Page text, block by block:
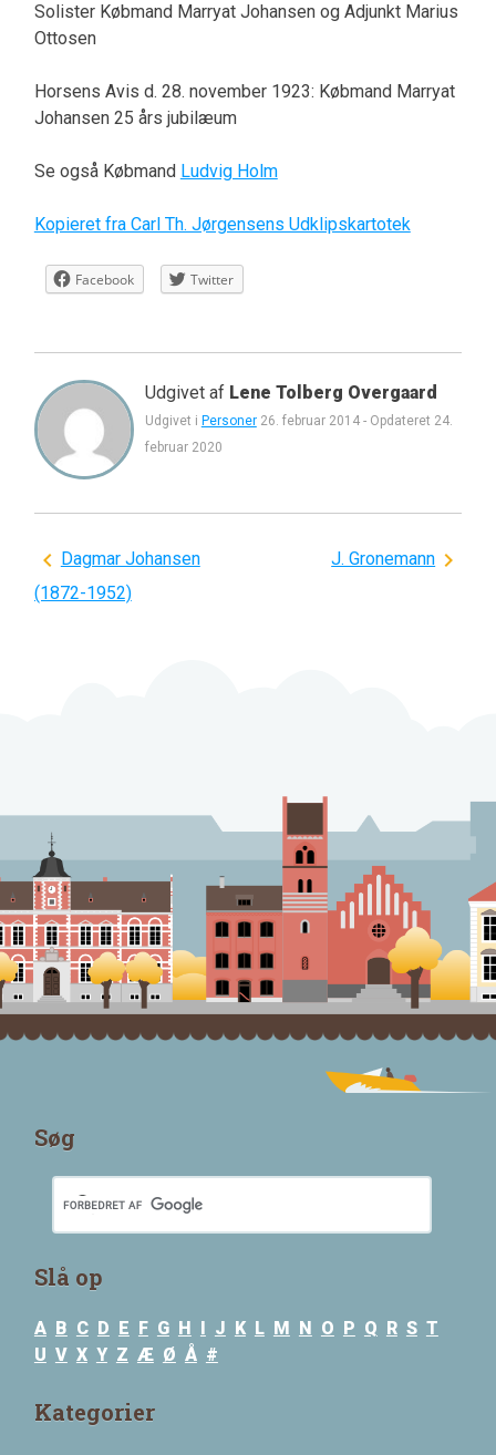
Solister Købmand Marryat Johansen og Adjunkt Marius
Ottosen
Horsens Avis d. 28. november 1923: Købmand Marryat
Johansen 25 års jubilæum
Se også Købmand Ludvig Holm
Kopieret fra Carl Th. Jørgensens Udklipskartotek
Facebook Twitter
Udgivet af Lene Tolberg Overgaard
Udgivet i Personer 26. februar 2014- Opdateret 24.
februar 2020
Indlægsnavigation
Dagmar Johansen
(1872-1952)
J. Gronemann
Søg
Slå op
A B C D E F G H I J K L M N O P Q R S T
U V X Y Z Æ Ø Å #
Kategorier